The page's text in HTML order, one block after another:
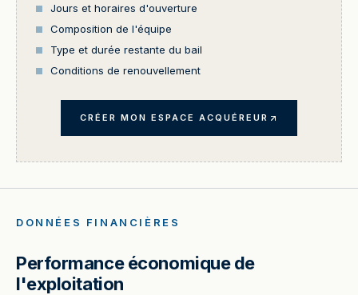
Jours et horaires d'ouverture
Composition de l'équipe
Type et durée restante du bail
Conditions de renouvellement
CRÉER MON ESPACE ACQUÉREUR
DONNÉES FINANCIÈRES
Performance économique de
l'exploitation